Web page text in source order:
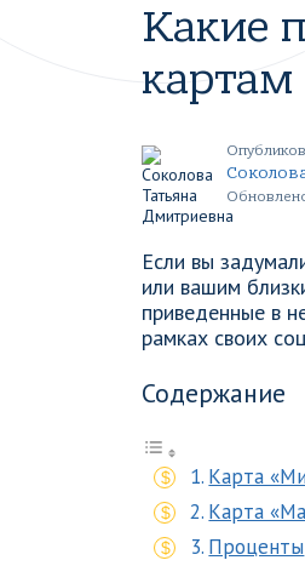
Какие
картам
Если вы
или вашим
приведенные в
рамках своих
Содержание
Карта
Карта
Проценты